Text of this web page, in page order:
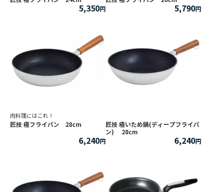
5,350 5,790
肉料理にはこれ！
匠技 極フライパン 28cm
6,240
匠技 極いため鍋(ディープフライパ
ン) 28cm
6,240